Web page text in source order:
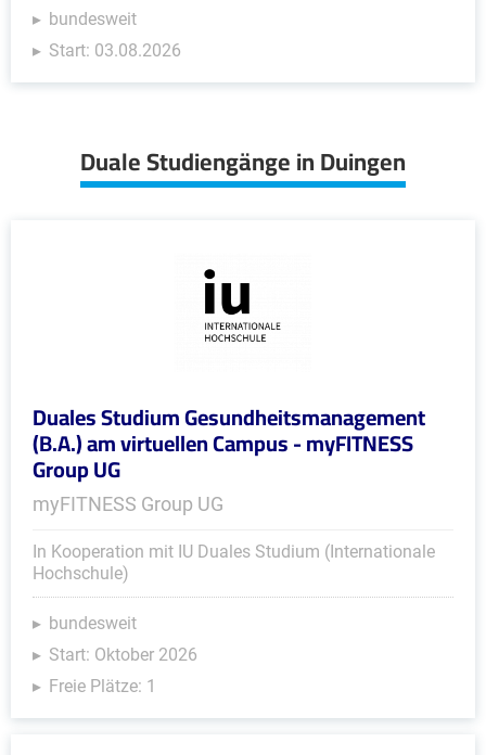
bundesweit
Start: 03.08.2026
Duale Studiengänge in Duingen
Duales Studium Gesundheitsmanagement
(B.A.) am virtuellen Campus - myFITNESS
Group UG
myFITNESS Group UG
In Kooperation mit IU Duales Studium (Internationale
Hochschule)
bundesweit
Start: Oktober 2026
Freie Plätze: 1